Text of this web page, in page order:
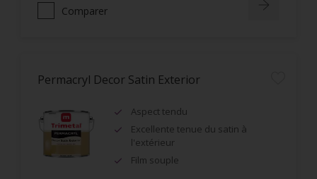
Comparer
Permacryl Decor Satin Exterior
Aspect tendu
Excellente tenue du satin à
l'extérieur
Film souple